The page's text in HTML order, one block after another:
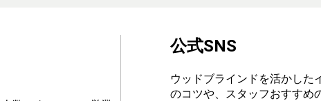
公式SNS
ウッドブラインドを活かした
のコツや、スタッフおすすめ